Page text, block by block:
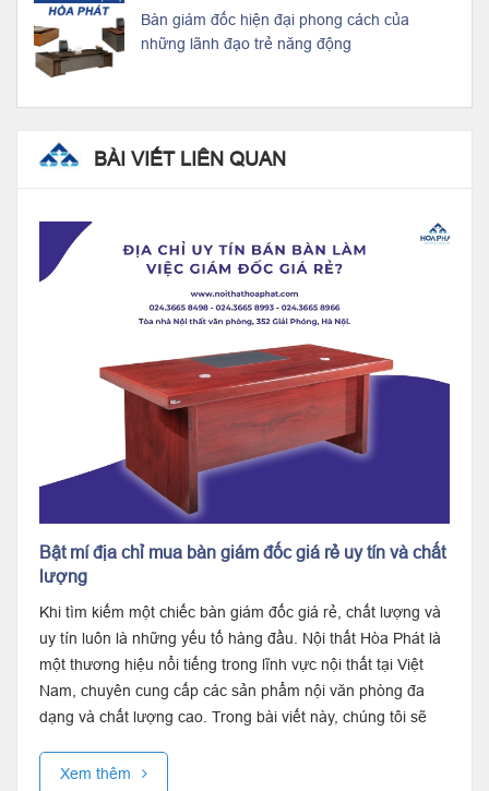
Bàn giám đốc hiện đại phong cách của
những lãnh đạo trẻ năng động
BÀI VIẾT LIÊN QUAN
Bật mí địa chỉ mua bàn giám đốc giá rẻ uy tín và chất
lượng
Khi tìm kiếm một chiếc bàn giám đốc giá rẻ, chất lượng và
uy tín luôn là những yếu tố hàng đầu. Nội thất Hòa Phát là
một thương hiệu nổi tiếng trong lĩnh vực nội thất tại Việt
Nam, chuyên cung cấp các sản phẩm nội văn phòng đa
dạng và chất lượng cao. Trong bài viết này, chúng tôi sẽ
Xem thêm